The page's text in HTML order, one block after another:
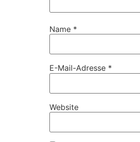
Name *
E-Mail-Adresse *
Website